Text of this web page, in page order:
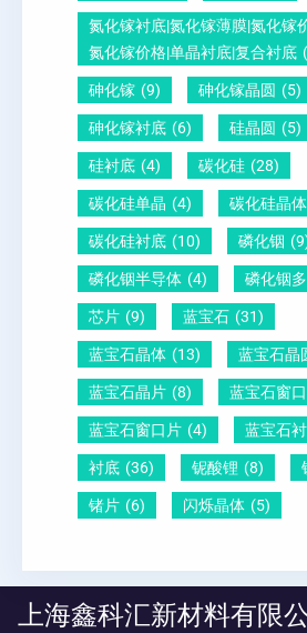
晶
圆
氮化镓衬底|氮化镓薄膜|氮化镓
氮化镓价格|单晶衬底|复合衬底
砷化镓 (9) 砷化镓晶圆 (5)
砷化镓衬底 (6) 硅晶圆 (5)
硅衬底 (4) 碳化硅 (28)
碳化硅单晶 (4) 碳化硅晶体
碳化硅衬底 (10) 磷化铟
磷化铟半导体 (4) 磷化铟
芯片 (9) 蓝宝石 (31)
蓝宝石晶体 (13) 蓝宝石晶
蓝宝石晶片 (8) 蓝宝石窗口
蓝宝石窗口片 (4) 蓝宝石
衬底 (36) 铌酸锂 (8)
锗片 (6) 闪烁晶体 (5)
上海鑫科汇新材料有限